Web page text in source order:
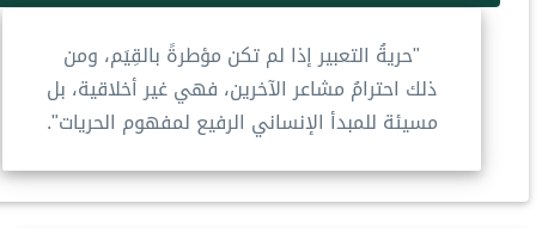
"حريةُ التعبير إذا لم تكن مؤطرةً بالقِيَم، ومن
ذلك احترامُ مشاعر الآخرين، فهي غير أخلاقية، بل
مسيئة للمبدأ الإنساني الرفيع لمفهوم الحريات".